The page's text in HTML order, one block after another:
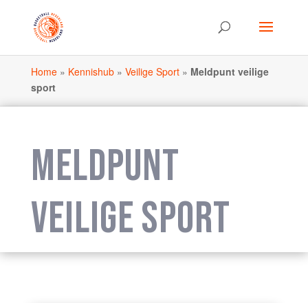
Home» Kennishub» Veilige Sport» Meldpunt veilige
sport
MELDPUNT
VEILIGE SPORT